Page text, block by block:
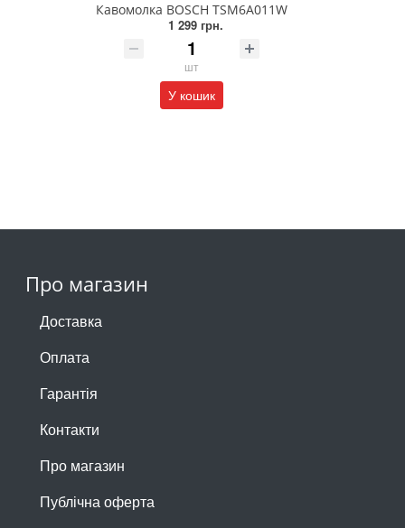
Кавомолка BOSCH TSM6A011W
1 299 грн.
шт
У кошик
Про магазин
Доставка
Оплата
Гарантія
Контакти
Про магазин
Публічна оферта